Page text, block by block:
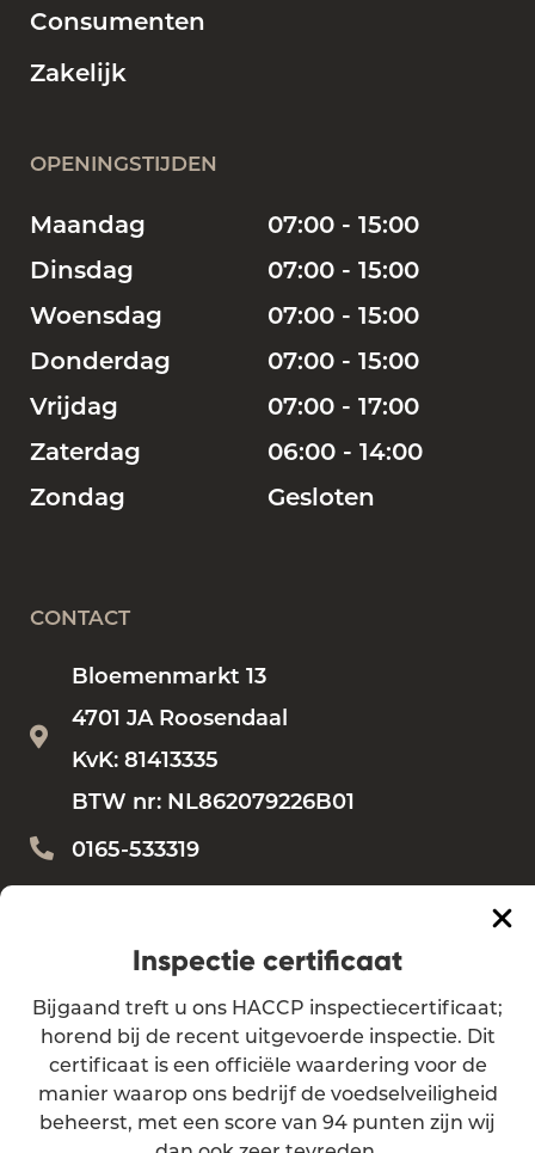
Consumenten
Zakelijk
OPENINGSTIJDEN
Maandag
07:00 - 15:00
Dinsdag
07:00 - 15:00
Woensdag
07:00 - 15:00
Donderdag
07:00 - 15:00
Vrijdag
07:00 - 17:00
Zaterdag
06:00 - 14:00
Zondag
Gesloten
CONTACT
Bloemenmarkt 13
4701 JA Roosendaal
KvK: 81413335
BTW nr: NL862079226B01
0165-533319
Algemene voorwaarden
Privacy verklaring
Inspectie certificaat
Bijgaand treft u ons HACCP inspectiecertificaat;
horend bij de recent uitgevoerde inspectie. Dit
certificaat is een officiële waardering voor de
manier waarop ons bedrijf de voedselveiligheid
beheerst, met een score van 94 punten zijn wij